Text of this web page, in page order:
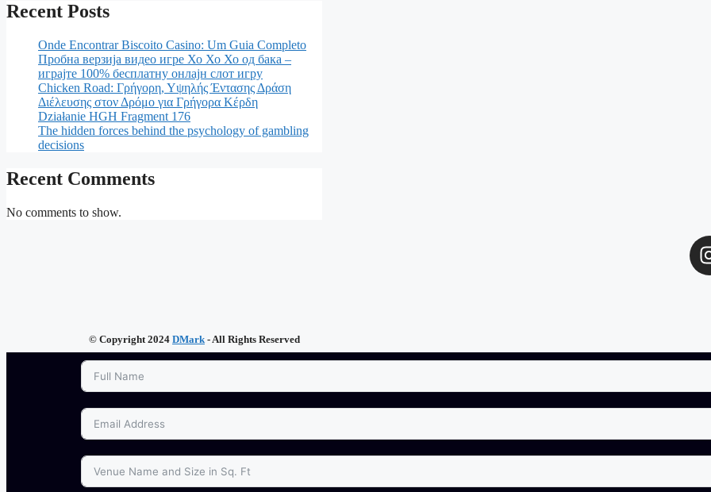
Recent Posts
Onde Encontrar Biscoito Casino: Um Guia Completo
Пробна верзија видео игре Хо Хо Хо од бака –
играјте 100% бесплатну онлајн слот игру
Chicken Road: Γρήγορη, Υψηλής Έντασης Δράση
Διέλευσης στον Δρόμο για Γρήγορα Κέρδη
Działanie HGH Fragment 176
The hidden forces behind the psychology of gambling
decisions
Recent Comments
No comments to show.
© Copyright 2024 DMark - All Rights Reserved